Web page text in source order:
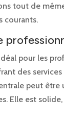
tout de
courants.
pour les
des services
peut être
Elle est